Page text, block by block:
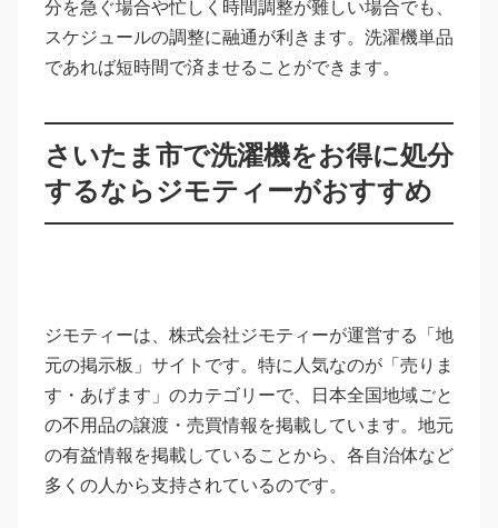
分を急ぐ場合や忙しく時間調整が難しい場合でも、
スケジュールの調整に融通が利きます。洗濯機単品
であれば短時間で済ませることができます。
さいたま市で洗濯機をお得に処分
するならジモティーがおすすめ
ジモティーは、株式会社ジモティーが運営する「地
元の掲示板」サイトです。特に人気なのが「売りま
す・あげます」のカテゴリーで、日本全国地域ごと
の不用品の譲渡・売買情報を掲載しています。地元
の有益情報を掲載していることから、各自治体など
多くの人から支持されているのです。